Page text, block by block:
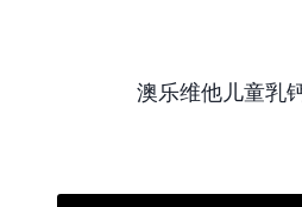
澳乐维他儿童乳